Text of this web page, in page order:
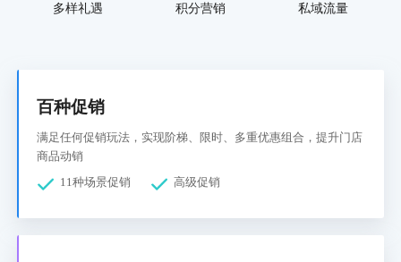
多样礼遇 积分营销 私域流量
百种促销
满足任何促销玩法，实现阶梯、限时、多重优惠组合，提升门店
商品动销
11种场景促销
高级促销